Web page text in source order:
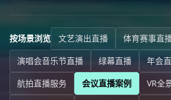
按场景浏览 文艺演出直播 体育赛事直
演唱会音乐节直播
绿幕直播 年会
航拍直播服务
会议直播案例
VR全